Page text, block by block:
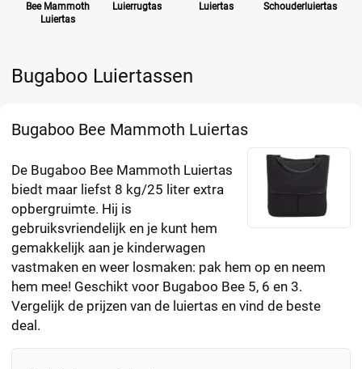
Bee Mammoth
Luiertas
Luierrugtas Luiertas Schouderluiertas
Bugaboo Luiertassen
Bugaboo Bee Mammoth Luiertas
De Bugaboo Bee Mammoth Luiertas
biedt maar liefst 8 kg/25 liter extra
opbergruimte. Hij is
gebruiksvriendelijk en je kunt hem
gemakkelijk aan je kinderwagen
vastmaken en weer losmaken: pak hem op en neem
hem mee! Geschikt voor Bugaboo Bee 5, 6 en 3.
Vergelijk de prijzen van de luiertas en vind de beste
deal.